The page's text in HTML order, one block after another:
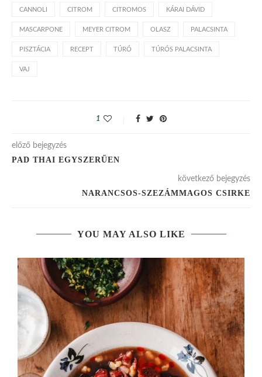
CANNOLI CITROM CITROMOS KÁRAI DÁVID
MASCARPONE MEYER CITROM OLASZ PALACSINTA
PISZTÁCIA RECEPT TÚRÓ TÚRÓS PALACSINTA
VAJ
1
előző bejegyzés
PAD THAI EGYSZERŰEN
következő bejegyzés
NARANCSOS-SZEZÁMMAGOS CSIRKE
YOU MAY ALSO LIKE